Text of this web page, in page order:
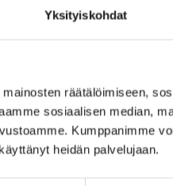
Yksityiskohdat
räätälöimiseen,
sosiaalisen median,
Kumppanimme
heidän palvelujaan.